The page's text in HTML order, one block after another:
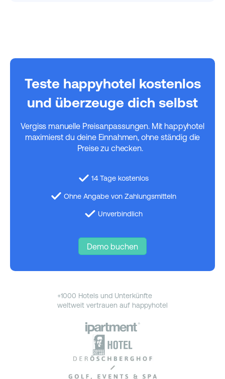
Teste happyhotel kostenlos
und überzeuge dich selbst
Vergiss manuelle Preisanpassungen. Mit happyhotel
maximierst du deine Einnahmen, ohne ständig die
Preise zu checken.
14 Tage kostenlos
Ohne Angabe von Zahlungsmitteln
Unverbindlich
Demo buchen
+1000 Hotels und Unterkünfte
weltweit vertrauen auf happyhotel